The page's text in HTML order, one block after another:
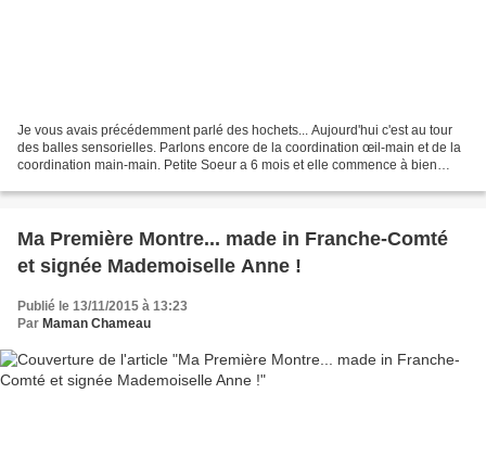
Je vous avais précédemment parlé des hochets... Aujourd'hui c'est au tour
des balles sensorielles. Parlons encore de la coordination œil-main et de la
coordination main-main. Petite Soeur a 6 mois et elle commence à bien
Ma Première Montre... made in Franche-Comté
et signée Mademoiselle Anne !
Publié le 13/11/2015 à 13:23
Par Maman Chameau